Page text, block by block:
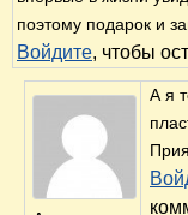
поэтому подарок и
Войдите, чтобы
А я